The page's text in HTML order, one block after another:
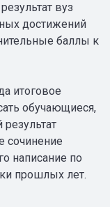
вуз
достижений
баллы к
итоговое
обучающиеся,
сочинение
написание по
прошлых лет.